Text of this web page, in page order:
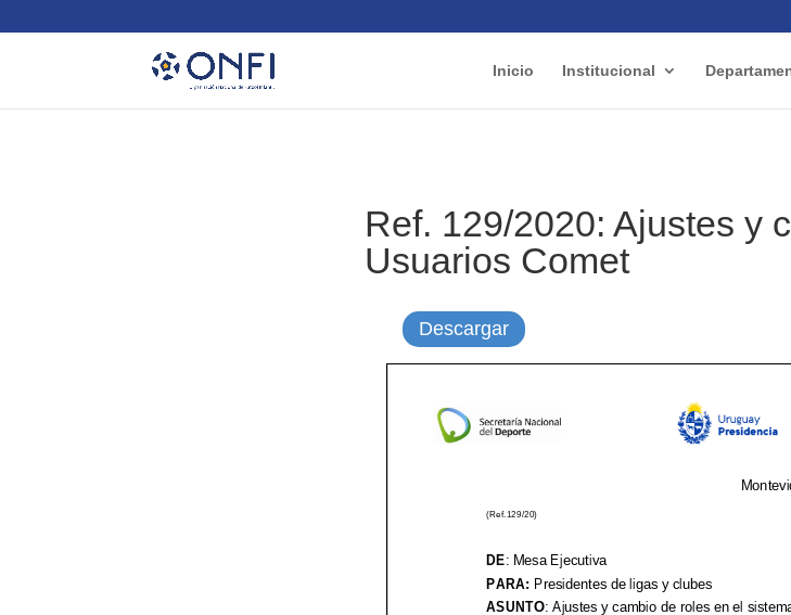
Inicio Institucional
Ref. 129/2020: Ajustes y
Usuarios Comet
Descargar